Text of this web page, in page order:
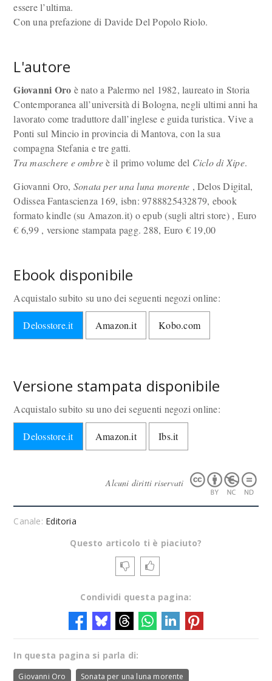
essere l’ultima.
Con una prefazione di Davide Del Popolo Riolo.
L'autore
Giovanni Oro è nato a Palermo nel 1982, laureato in Storia
Contemporanea all’università di Bologna, negli ultimi anni ha
lavorato come traduttore dall’inglese e guida turistica. Vive a
Ponti sul Mincio in provincia di Mantova, con la sua
compagna Stefania e tre gatti.
Tra maschere e ombreè il primo volume del Ciclo di Xipe.
Giovanni Oro, Sonata per una luna morente , Delos Digital,
Odissea Fantascienza 169, isbn: 9788825432879, ebook
formato kindle (su Amazon.it) o epub (sugli altri store) , Euro
€ 6,99 , versione stampata pagg. 288, Euro € 19,00
Ebook disponibile
Acquistalo subito su uno dei seguenti negozi online:
Delosstore.it Amazon.it Kobo.com
Versione stampata disponibile
Acquistalo subito su uno dei seguenti negozi online:
Delosstore.it Amazon.it Ibs.it
Alcuni diritti riservati
Canale: Editoria
Questo articolo ti è piaciuto?
Condividi questa pagina:
In questa pagina si parla di:
Giovanni Oro Sonata per una luna morente